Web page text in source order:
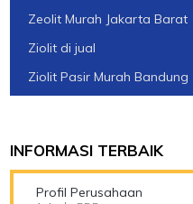
Zeolit Murah Jakarta Barat
Ziolit di jual
Ziolit Pasir Murah Bandung
INFORMASI TERBAIK
Profil Perusahaan